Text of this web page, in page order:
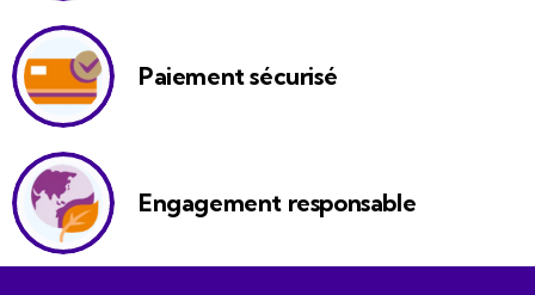
Paiement sécurisé
Engagement responsable